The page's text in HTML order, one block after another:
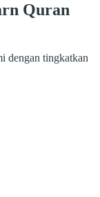
Quran
dengan tingkatkan